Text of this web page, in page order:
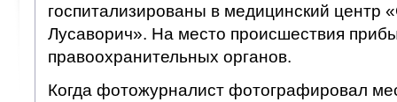
госпитализированы в медицинский центр
Лусаворич». На место происшествия
правоохранительных органов.
Когда фотожурналист фотографировал